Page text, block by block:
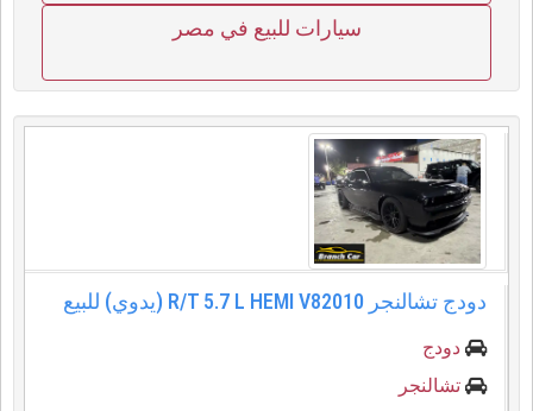
سيارات للبيع في مصر
دودج تشالنجر R/T 5.7 L HEMI V82010 (يدوي) للبيع
دودج
تشالنجر